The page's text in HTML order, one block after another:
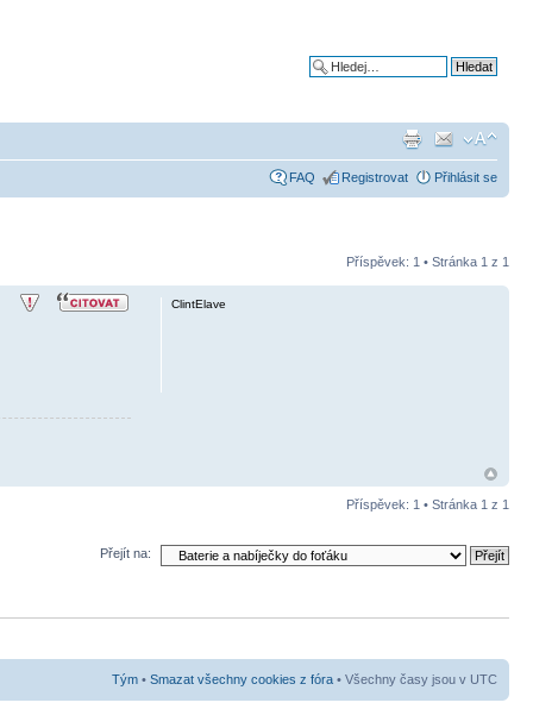
FAQ Registrovat Přihlásit se
Příspěvek: 1 • Stránka 1 z 1
ClintElave
Příspěvek: 1 • Stránka 1 z 1
Přejít na:
Tým • Smazat všechny cookies z fóra • Všechny časy jsou v UTC